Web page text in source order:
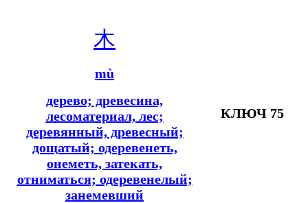
木
mù
дерево; древесина,
лесоматериал, лес;
деревянный, древесный;
дощатый; одеревенеть,
онеметь, затекать,
отниматься; одеревенелый;
занемевший
КЛЮЧ 75